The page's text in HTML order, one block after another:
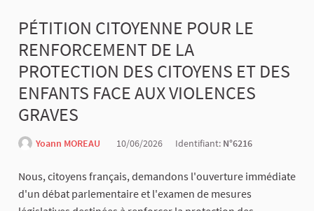
PÉTITION CITOYENNE POUR LE
RENFORCEMENT DE LA
PROTECTION DES CITOYENS ET DES
ENFANTS FACE AUX VIOLENCES
GRAVES
Yoann MOREAU 10/06/2026 Identifiant: N°6216
Nous, citoyens français, demandons l'ouverture immédiate
d'un débat parlementaire et l'examen de mesures